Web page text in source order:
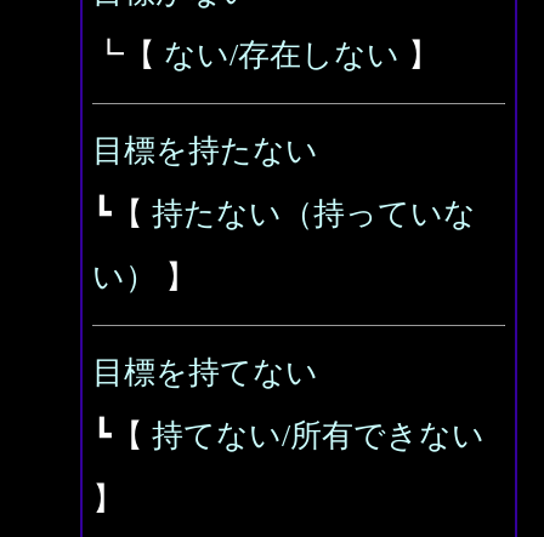
┗【 ない/存在しない 】
目標を持たない
┗【 持たない（持っていな
い）
】
目標を持てない
┗【 持てない/所有できない
】